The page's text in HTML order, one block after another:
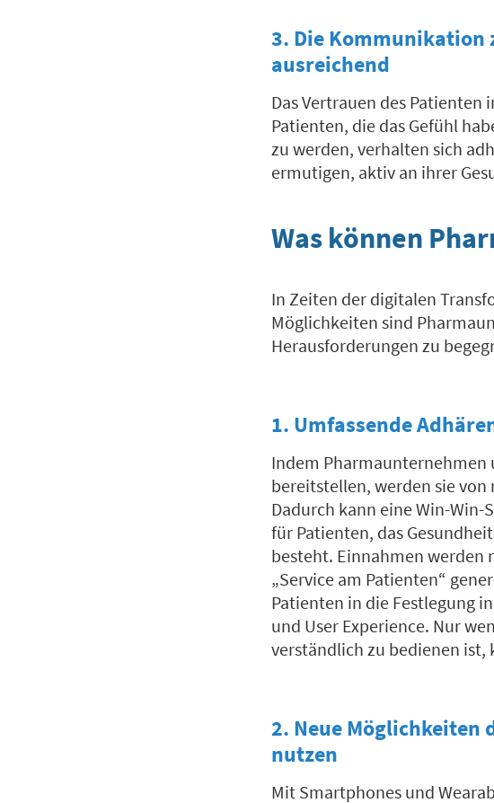
3. Die Kommunikation
ausreichend
Das Vertrauen des
Patienten, die das Gefühl
zu werden, verhalten sich
ermutigen, aktiv an ihrer
Was können
In Zeiten der digitalen
Möglichkeiten sind
Herausforderungen zu
1. Umfassende
Indem Pharmaunternehmen
bereitstellen, werden sie
Dadurch kann eine Win-Win-
für Patienten, das
besteht. Einnahmen werden
„Service am Patienten“
Patienten in die Festlegung
und User Experience. Nur
verständlich zu bedienen ist,
2. Neue Möglichkeiten
nutzen
Mit Smartphones und